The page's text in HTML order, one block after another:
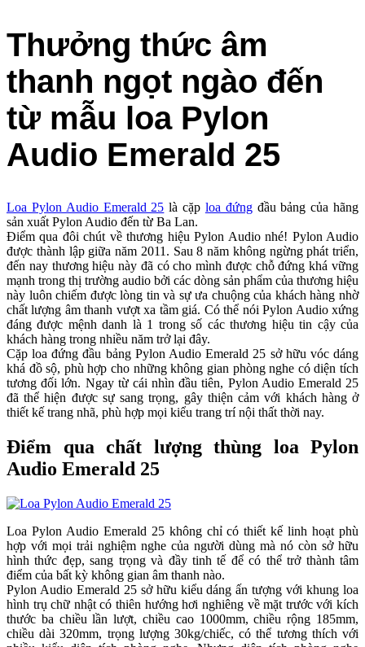
Thưởng thức âm
thanh ngọt ngào đến
từ mẫu loa Pylon
Audio Emerald 25
Loa Pylon Audio Emerald 25 là cặp loa đứngđầu bảng của hãng
sản xuất Pylon Audio đến từ Ba Lan.
Điểm qua đôi chút về thương hiệu Pylon Audio nhé! Pylon Audio
được thành lập giữa năm 2011. Sau 8 năm không ngừng phát triển,
đến nay thương hiệu này đã có cho mình được chỗ đứng khá vững
mạnh trong thị trường audio bởi các dòng sản phẩm của thương hiệu
này luôn chiếm được lòng tin và sự ưa chuộng của khách hàng nhờ
chất lượng âm thanh vượt xa tầm giá. Có thể nói Pylon Audio xứng
đáng được mệnh danh là 1 trong số các thương hiệu tin cậy của
khách hàng trong nhiều năm trở lại đây.
Cặp loa đứng đầu bảng Pylon Audio Emerald 25 sở hữu vóc dáng
khá đồ sộ, phù hợp cho những không gian phòng nghe có diện tích
tương đối lớn. Ngay từ cái nhìn đầu tiên, Pylon Audio Emerald 25
đã thể hiện được sự sang trọng, gây thiện cảm với khách hàng ở
thiết kế trang nhã, phù hợp mọi kiểu trang trí nội thất thời nay.
Điểm qua chất lượng thùng loa Pylon
Audio Emerald 25
Loa Pylon Audio Emerald 25 không chỉ có thiết kế linh hoạt phù
hợp với mọi trải nghiệm nghe của người dùng mà nó còn sở hữu
hình thức đẹp, sang trọng và đầy tinh tế để có thể trở thành tâm
điểm của bất kỳ không gian âm thanh nào.
Pylon Audio Emerald 25 sở hữu kiểu dáng ấn tượng với khung loa
hình trụ chữ nhật có thiên hướng hơi nghiêng về mặt trước với kích
thước ba chiều lần lượt, chiều cao 1000mm, chiều rộng 185mm,
chiều dài 320mm, trọng lượng 30kg/chiếc, có thể tương thích với